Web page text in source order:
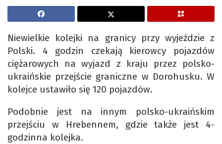
Niewielkie kolejki na granicy przy wyjeździe z
Polski. 4 godzin czekają kierowcy pojazdów
ciężarowych na wyjazd z kraju przez polsko-
ukraińskie przejście graniczne w Dorohusku. W
kolejce ustawiło się 120 pojazdów.
Podobnie jest na innym polsko-ukraińskim
przejściu w Hrebennem, gdzie także jest 4-
godzinna kolejka.